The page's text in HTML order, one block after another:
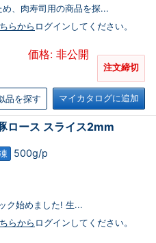
、肉寿司用の商品を探...
らから ログインしてください。
価格: 非公開
注文締切
品を探す マイカタログに追加
ロース スライス2mm
500g/p
ク始めました! 生...
らから ログインしてください。